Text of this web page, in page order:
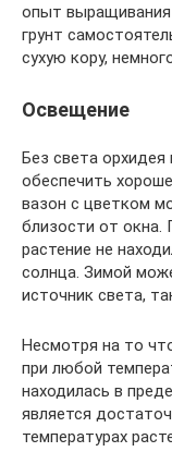
опыт выращивания
грунт
сухую кору,
Освещение
Без света
обеспечить
вазон с цветком
близости от окна.
растение не
солнца. Зимой
источник света,
Несмотря на то
при любой
находилась в
является
температурах